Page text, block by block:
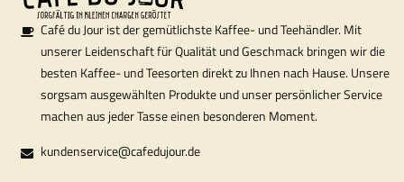
Café du Jour ist der gemütlichste Kaffee- und Teehändler. Mit
unserer Leidenschaft für Qualität und Geschmack bringen wir die
besten Kaffee- und Teesorten direkt zu Ihnen nach Hause. Unsere
sorgsam ausgewählten Produkte und unser persönlicher Service
machen aus jeder Tasse einen besonderen Moment.
kundenservice@cafedujour.de